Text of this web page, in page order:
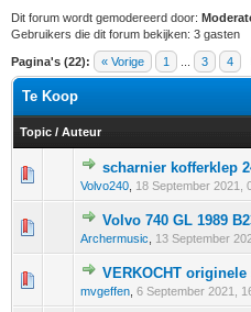
Dit forum wordt gemodereerd door:
Gebruikers die dit forum bekijken: 3 gasten
Pagina's (22): « Vorige 1 3 4
Te Koop
Topic / Auteur
scharnier kofferklep
Volvo240 18 September 2021,
0 stem - 0 van 5
12
Volvo 740 GL 1989
Archermusic 13 September
0 stem - 0 van 5
12
VERKOCHT
mvgeffen 6 September 2021,
0 stem - 0 van 5
12